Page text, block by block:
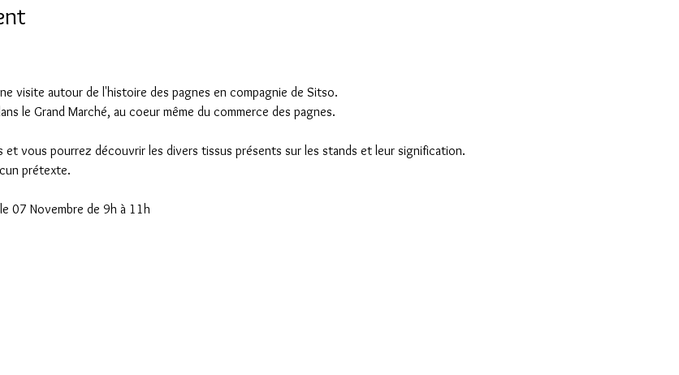
visite autour de l'histoire des pagnes en compagnie de Sitso.
le Grand Marché, au coeur même du commerce des pagnes.
et vous pourrez découvrir les divers tissus présents sur les stands et leur signification.
prétexte.
le 07 Novembre de 9h à 11h